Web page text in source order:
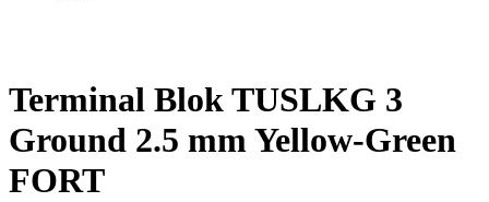
Terminal Blok TUSLKG 3
Ground 2.5 mm Yellow-Green
FORT